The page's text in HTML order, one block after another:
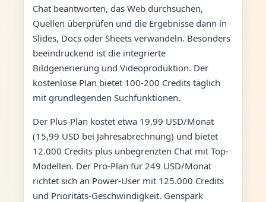
Chat beantworten, das Web durchsuchen,
Quellen überprüfen und die Ergebnisse dann in
Slides, Docs oder Sheets verwandeln. Besonders
beeindruckend ist die integrierte
Bildgenerierung und Videoproduktion. Der
kostenlose Plan bietet 100-200 Credits täglich
mit grundlegenden Suchfunktionen.
Der Plus-Plan kostet etwa 19,99 USD/Monat
(15,99 USD bei Jahresabrechnung) und bietet
12.000 Credits plus unbegrenzten Chat mit Top-
Modellen. Der Pro-Plan für 249 USD/Monat
richtet sich an Power-User mit 125.000 Credits
und Prioritäts-Geschwindigkeit. Genspark